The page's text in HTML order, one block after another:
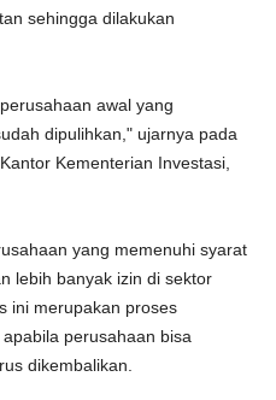
sehingga dilakukan
awal yang
dipulihkan," ujarnya pada
Kementerian Investasi,
yang memenuhi syarat
lebih banyak izin di sektor
ini merupakan proses
perusahaan bisa
dikembalikan.